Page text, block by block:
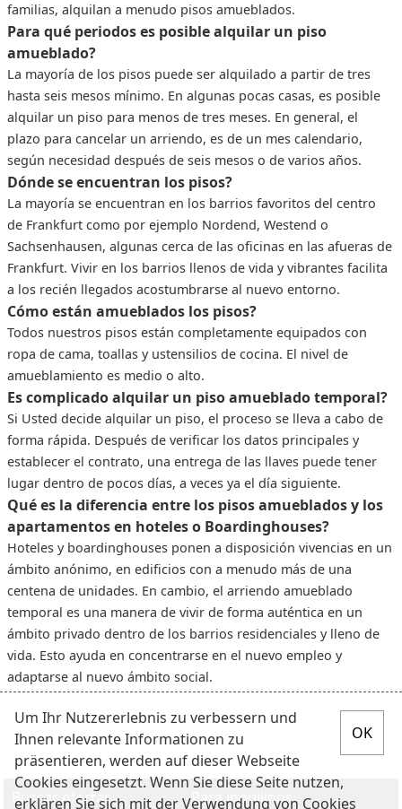
familias, alquilan a menudo pisos amueblados.
Para qué periodos es posible alquilar un piso
amueblado?
La mayoría de los pisos puede ser alquilado a partir de tres
hasta seis mesos mínimo. En algunas pocas casas, es posible
alquilar un piso para menos de tres meses. En general, el
plazo para cancelar un arriendo, es de un mes calendario,
según necesidad después de seis mesos o de varios años.
Dónde se encuentran los pisos?
La mayoría se encuentran en los barrios favoritos del centro
de Frankfurt como por ejemplo Nordend, Westend o
Sachsenhausen, algunas cerca de las oficinas en las afueras de
Frankfurt. Vivir en los barrios llenos de vida y vibrantes facilita
a los recién llegados acostumbrarse al nuevo entorno.
Cómo están amueblados los pisos?
Todos nuestros pisos están completamente equipados con
ropa de cama, toallas y ustensilios de cocina. El nivel de
amueblamiento es medio o alto.
Es complicado alquilar un piso amueblado temporal?
Si Usted decide alquilar un piso, el proceso se lleva a cabo de
forma rápida. Después de verificar los datos principales y
establecer el contrato, una entrega de las llaves puede tener
lugar dentro de pocos días, a veces ya el día siguiente.
Qué es la diferencia entre los pisos amueblados y los
apartamentos en hoteles o Boardinghouses?
Hoteles y boardinghouses ponen a disposición vivencias en un
ámbito anónimo, en edificios con a menudo más de una
centena de unidades. En cambio, el arriendo amueblado
temporal es una manera de vivir de forma auténtica en un
ámbito privado dentro de los barrios residenciales y lleno de
vida. Esto ayuda en concentrarse en el nuevo empleo y
adaptarse al nuevo ámbito social.
Buscar ofertas Para inquilinos
Um Ihr Nutzererlebnis zu verbessern und
Ihnen relevante Informationen zu
präsentieren, werden auf dieser Webseite
Cookies eingesetzt. Wenn Sie diese Seite nutzen,
erklären Sie sich mit der Verwendung von Cookies